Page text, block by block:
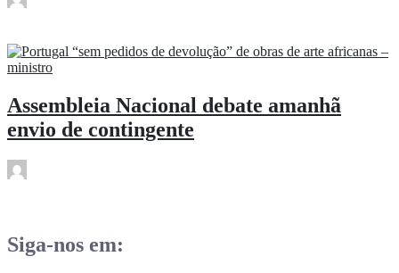
Assembleia Nacional debate amanhã
envio de contingente
Siga-nos em: